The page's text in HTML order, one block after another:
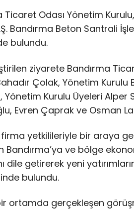
Ticaret Odası Yönetim
Bandırma Beton Santrali
bulundu.
ziyarete Bandırma
Çolak, Yönetim Kurulu
Yönetim Kurulu Üyeleri Alper
Evren Çaprak ve Osman
yetkilileriyle bir araya
Bandırma’ya ve bölge
dile getirerek yeni
bulundu.
ortamda gerçekleşen